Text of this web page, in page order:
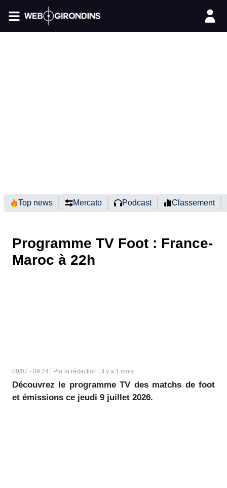
Top news Mercato Podcast Classement
Programme TV Foot : France-
Maroc à 22h
09/07 - 09:24 | Par la rédaction | Il y a 1 mois
Découvrez le programme TV des matchs de foot
et émissions ce jeudi 9 juillet 2026.